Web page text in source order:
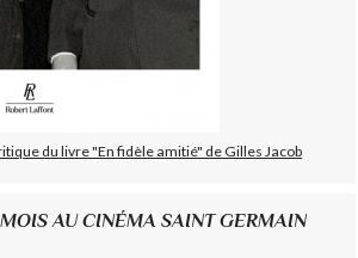
du livre "En fidèle amitié" de Gilles Jacob
AU CINÉMA SAINT GERMAIN